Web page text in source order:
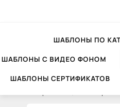
ШАБЛОНЫ ПО
ШАБЛОНЫ С ВИДЕО ФОНОМ
ШАБЛОНЫ СЕРТИФИКАТОВ